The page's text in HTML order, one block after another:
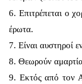
6. Επιτρέπεται ο
έρωτα.
7. Είναι αυστηροί
8. Θεωρούν
9. Εκτός από τον